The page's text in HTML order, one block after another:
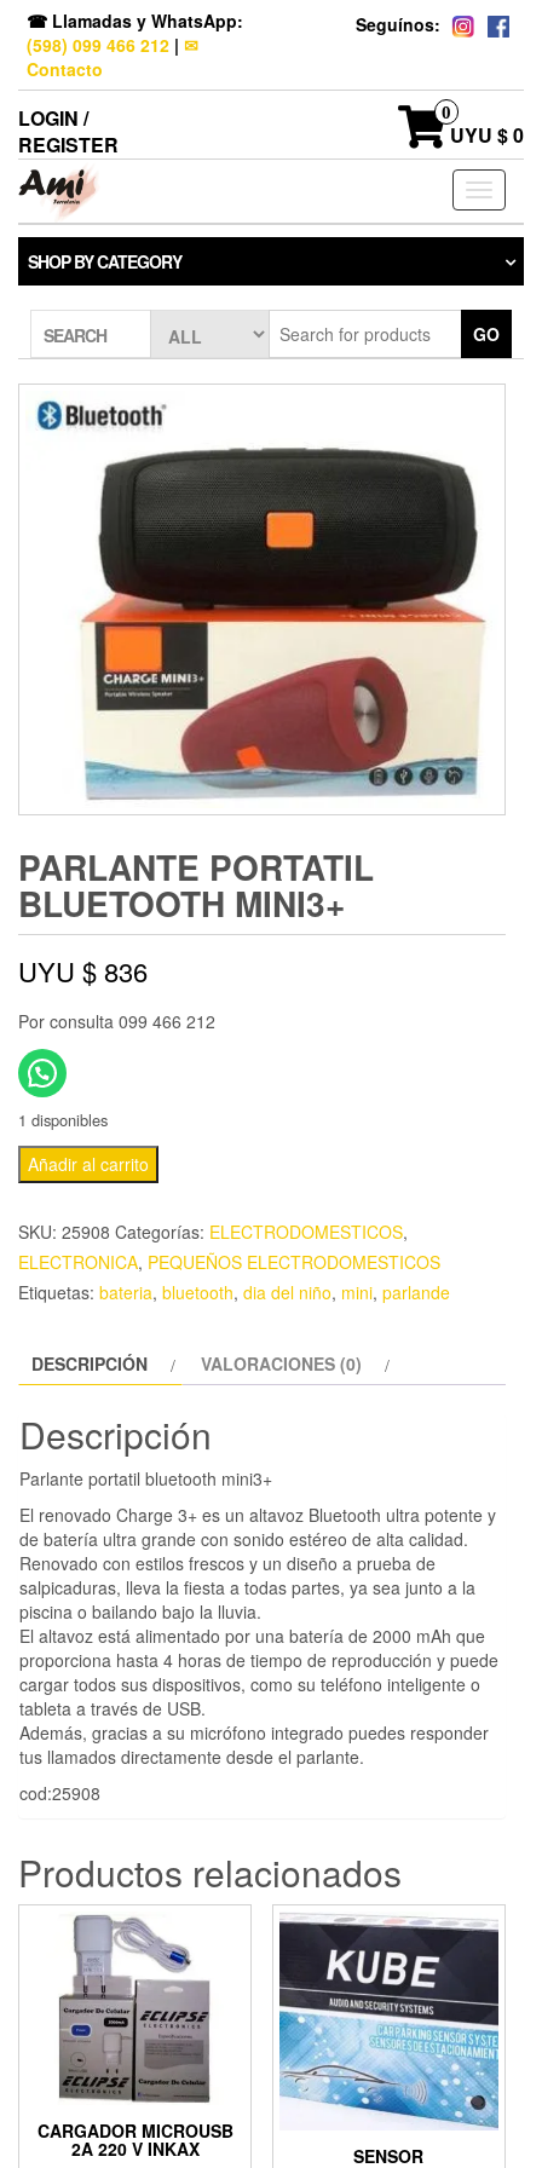
☎ Llamadas y WhatsApp:
(598) 099 466 212 | ✉
Contacto
Seguínos:
LOGIN /
REGISTER
0
UYU $ 0
Toggle
SHOP BY CATEGORY
SEARCH GO
PARLANTE PORTATIL
BLUETOOTH MINI3+
UYU $836
Por consulta 099 466 212
1 disponibles
Añadir al carrito
SKU: 25908 Categorías: ELECTRODOMESTICOS,
ELECTRONICA, PEQUEÑOS ELECTRODOMESTICOS
Etiquetas: bateria, bluetooth, dia del niño, mini, parlande
DESCRIPCIÓN VALORACIONES (0)
Descripción
Parlante portatil bluetooth mini3+
El renovado Charge 3+ es un altavoz Bluetooth ultra potente y
de batería ultra grande con sonido estéreo de alta calidad.
Renovado con estilos frescos y un diseño a prueba de
salpicaduras, lleva la fiesta a todas partes, ya sea junto a la
piscina o bailando bajo la lluvia.
El altavoz está alimentado por una batería de 2000 mAh que
proporciona hasta 4 horas de tiempo de reproducción y puede
cargar todos sus dispositivos, como su teléfono inteligente o
tableta a través de USB.
Además, gracias a su micrófono integrado puedes responder
tus llamados directamente desde el parlante.
cod:25908
Productos relacionados
CARGADOR MICROUSB
2A 220 V INKAX SENSOR